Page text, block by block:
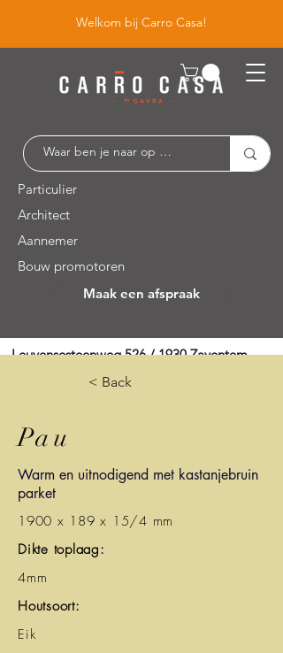
Welkom bij Carro Casa!
Particulier
Architect
Aannemer
Bouw promotoren
Maak een afspraak
Leuvensesteenweg 526 / 1930 Zaventem
< Back
Pau
Warm en uitnodigend met kastanjebruin
parket
1900 x 189 x 15/4 mm
Dikte toplaag:
4mm
Houtsoort:
Eik